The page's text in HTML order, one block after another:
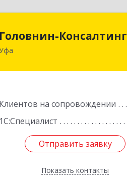
Головнин-Консалтинг
Клиентов на сопровождении
1С:Специалист
Отправить заявку
Показать контакты
Отправить заявку
Назад